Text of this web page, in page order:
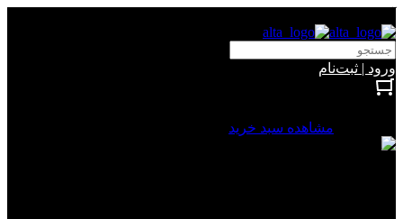
ورود | ثبت‌نام
مشاهده سبد خرید